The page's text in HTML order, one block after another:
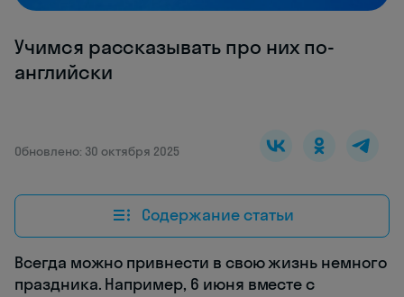
Учимся рассказывать про них по-
английски
Обновлено: 30 октября 2025
Содержание статьи
Всегда можно привнести в свою жизнь немного
праздника. Например, 6 июня вместе с